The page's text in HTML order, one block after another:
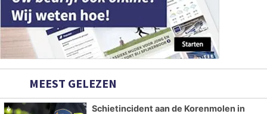
MEEST GELEZEN
Schietincident aan de Korenmolen in